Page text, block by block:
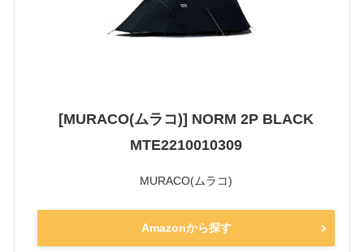
[MURACO(ムラコ)] NORM 2P BLACK
MTE2210010309
MURACO(ムラコ)
Amazonから探す